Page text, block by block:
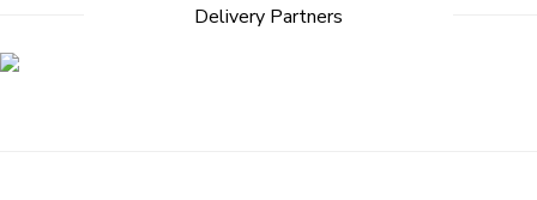
Delivery Partners